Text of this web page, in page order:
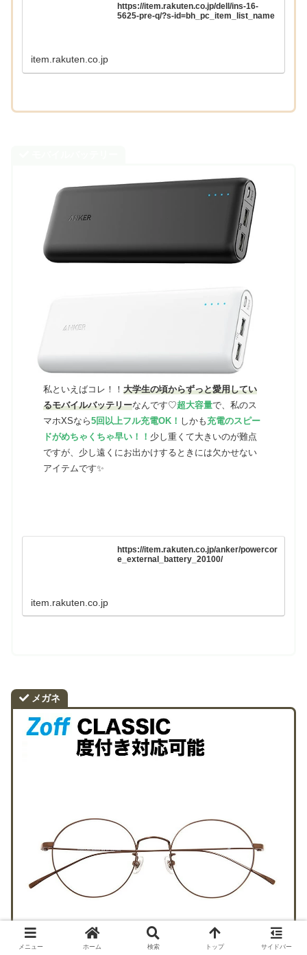
https://item.rakuten.co.jp/dell/ins-16-
5625-pre-q/?s-id=bh_pc_item_list_name
item.rakuten.co.jp
私といえばコレ！！ 大学生の頃からずっと愛用してい
るモバイルバッテリーなんです♡超大容量で、私のス
マホXSなら5回以上フル充電OK！ しかも充電のスピー
ドがめちゃくちゃ早い！！ 少し重くて大きいのが難点
ですが、少し遠くにお出かけするときには欠かせない
アイテムです✨
https://item.rakuten.co.jp/anker/powercor
e_external_battery_20100/
item.rakuten.co.jp
メガネ
メニュー ホーム 検索 トップ サイドバー